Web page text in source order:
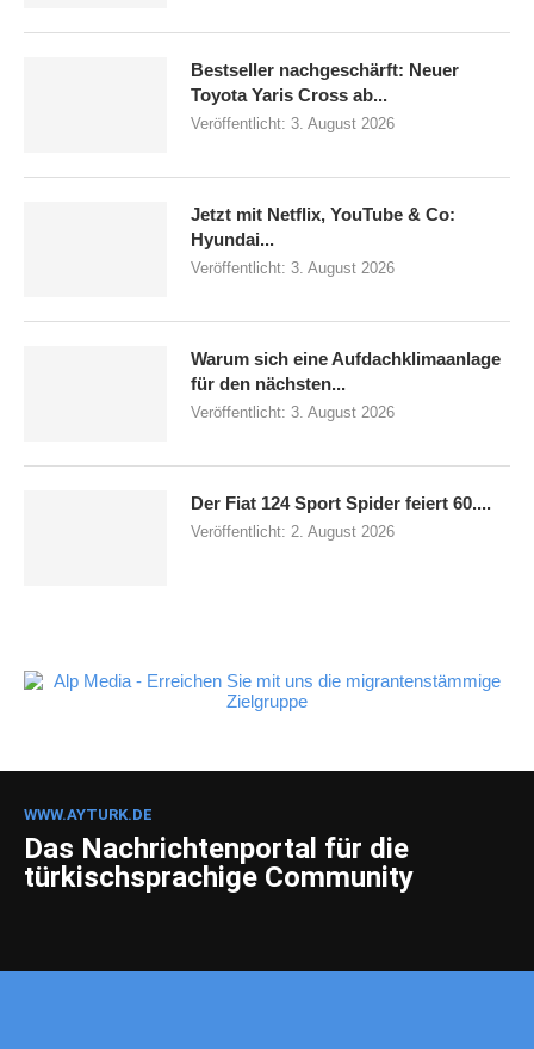
Bestseller nachgeschärft: Neuer
Toyota Yaris Cross ab...
Veröffentlicht: 3. August 2026
Jetzt mit Netflix, YouTube & Co:
Hyundai...
Veröffentlicht: 3. August 2026
Warum sich eine Aufdachklimaanlage
für den nächsten...
Veröffentlicht: 3. August 2026
Der Fiat 124 Sport Spider feiert 60....
Veröffentlicht: 2. August 2026
WWW.AYTURK.DE
Das Nachrichtenportal für die
türkischsprachige Community